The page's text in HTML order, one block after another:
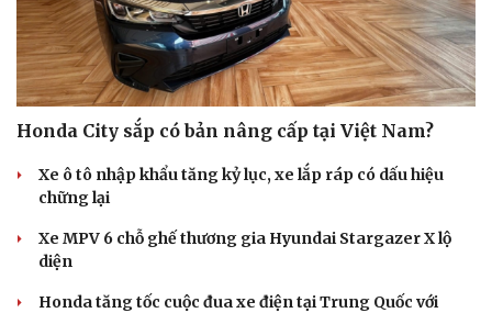
Honda City sắp có bản nâng cấp tại Việt Nam?
Xe ô tô nhập khẩu tăng kỷ lục, xe lắp ráp có dấu hiệu
chững lại
Xe MPV 6 chỗ ghế thương gia Hyundai Stargazer X lộ
diện
Honda tăng tốc cuộc đua xe điện tại Trung Quốc với